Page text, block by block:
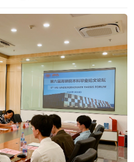
业典礼。典礼由学院党委副书记
嘹亮的国歌声中拉开序幕。李秀
本科毕业生的基本情况进行简要介
请毕业人数总计5...